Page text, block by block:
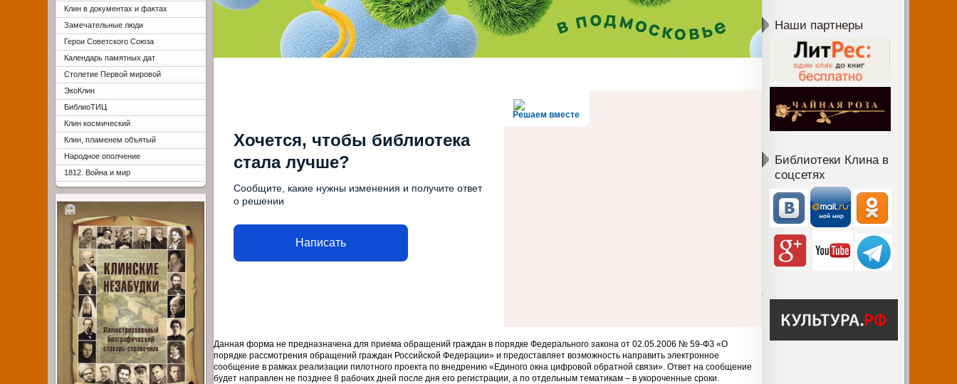
Решаем вместе
Хочется, чтобы библиотека
стала лучше?
Сообщите, какие нужны изменения и получите ответ
о решении
Написать
Данная форма не предназначена для приема обращений граждан в порядке Федерального закона от 02.05.2006 № 59-ФЗ «О
порядке рассмотрения обращений граждан Российской Федерации» и предоставляет возможность направить электронное
сообщение в рамках реализации пилотного проекта по внедрению «Единого окна цифровой обратной связи». Ответ на сообщение
будет направлен не позднее 8 рабочих дней после дня его регистрации, а по отдельным тематикам – в укороченные сроки.
Наши партнеры
Библиотеки Клина в
соцсетях
Клин в документах и фактах
Замечательные люди
Герои Советского Союза
Календарь памятных дат
Столетие Первой мировой
ЭкоКлин
БиблиоТИЦ
Клин космический
Клин, пламенем объятый
Народное ополчение
1812. Война и мир